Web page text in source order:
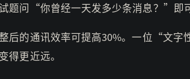
题问“你曾经一天发多少条消息？”即
后的通讯效率可提高30%。一位“文字
得更近远。